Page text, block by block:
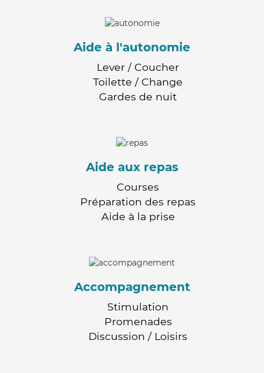
Aide à l'autonomie
Lever / Coucher
Toilette / Change
Gardes de nuit
Aide aux repas
Courses
Préparation des repas
Aide à la prise
Accompagnement
Stimulation
Promenades
Discussion / Loisirs